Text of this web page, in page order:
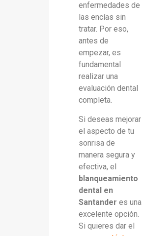
enfermedades de
las encías sin
tratar. Por eso,
antes de
empezar, es
fundamental
realizar una
evaluación dental
completa.
Si deseas mejorar
el aspecto de tu
sonrisa de
manera segura y
efectiva, el
blanqueamiento
dental en
Santander es una
excelente opción.
Si quieres dar el